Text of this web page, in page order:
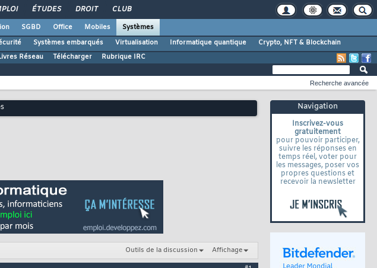
ÉTUDES DROIT CLUB
SGBD Office Mobiles
Systèmes
Systèmes embarqués Virtualisation Informatique quantique
Crypto, NFT & Blockchain
Réseau Télécharger Rubrique IRC
Navigation
Inscrivez-vous
gratuitement
pour pouvoir participer,
suivre les réponses en
temps réel, voter pour
les messages, poser vos
propres questions et
recevoir la newsletter
Recherche avancée
Outils de la discussion Affichage